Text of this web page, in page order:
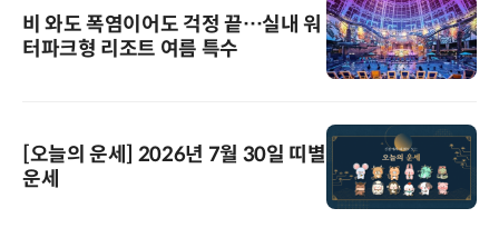
비 와도 폭염이어도 걱정 끝…실내 워
터파크형 리조트 여름 특수
[오늘의 운세] 2026년 7월 30일 띠별
운세